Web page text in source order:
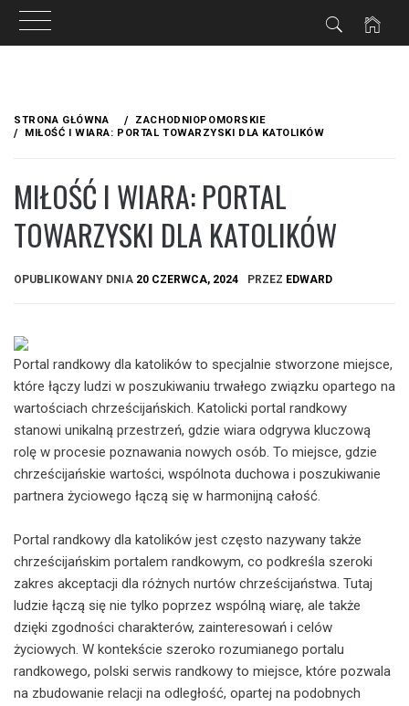
treści
STRONA GŁÓWNA
ZACHODNIOPOMORSKIE
MIŁOŚĆ I WIARA: PORTAL TOWARZYSKI DLA KATOLIKÓW
MIŁOŚĆ I WIARA: PORTAL
TOWARZYSKI DLA KATOLIKÓW
OPUBLIKOWANY DNIA 20 CZERWCA, 2024 PRZEZ EDWARD
Portal randkowy dla katolików to specjalnie stworzone miejsce,
które łączy ludzi w poszukiwaniu trwałego związku opartego na
wartościach chrześcijańskich. Katolicki portal randkowy
stanowi unikalną przestrzeń, gdzie wiara odgrywa kluczową
rolę w procesie poznawania nowych osób. To miejsce, gdzie
chrześcijańskie wartości, wspólnota duchowa i poszukiwanie
partnera życiowego łączą się w harmonijną całość.
Portal randkowy dla katolików jest często nazywany także
chrześcijańskim portalem randkowym, co podkreśla szeroki
zakres akceptacji dla różnych nurtów chrześcijaństwa. Tutaj
ludzie łączą się nie tylko poprzez wspólną wiarę, ale także
dzięki zgodności charakterów, zainteresowań i celów
życiowych. W kontekście szeroko rozumianego portalu
randkowego, polski serwis randkowy to miejsce, które pozwala
na zbudowanie relacji na odległość, opartej na podobnych